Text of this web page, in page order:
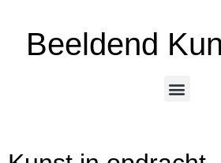
Beeldend